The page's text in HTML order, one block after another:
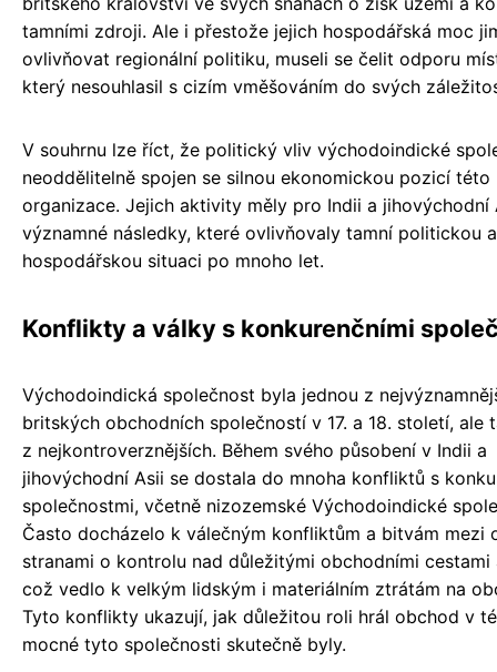
tamními zdroji. Ale i přestože jejich hospodářská moc
ovlivňovat regionální politiku, museli se čelit odporu
který nesouhlasil s cizím vměšováním do svých
V souhrnu lze říct, že politický vliv východoindické
neoddělitelně spojen se silnou ekonomickou pozicí této
organizace. Jejich aktivity měly pro Indii a jihovýchodní
významné následky, které ovlivňovaly tamní politickou a
hospodářskou situaci po mnoho let.
Konflikty a války s konkurenčními
Východoindická společnost byla jednou z
britských obchodních společností v 17. a 18. století, ale
z nejkontroverznějších. Během svého působení v Indii a
jihovýchodní Asii se dostala do mnoha konfliktů s
společnostmi, včetně nizozemské Východoindické
Často docházelo k válečným konfliktům a bitvám mezi
stranami o kontrolu nad důležitými obchodními cestami
což vedlo k velkým lidským i materiálním ztrátám na
Tyto konflikty ukazují, jak důležitou roli hrál obchod v
mocné tyto společnosti skutečně byly.